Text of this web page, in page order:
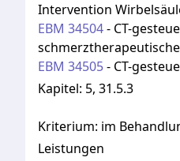
Intervention
EBM 34504- CT-
EBM 34505- CT-
Kapitel: 5, 31.5.3
Kriterium: im
Leistungen